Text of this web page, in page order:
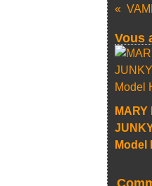
Vous
MARY
Model